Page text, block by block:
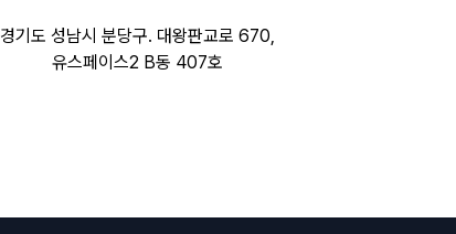
경기도 성남시 분당구. 대왕판교로 670,
유스페이스2 B동 407호